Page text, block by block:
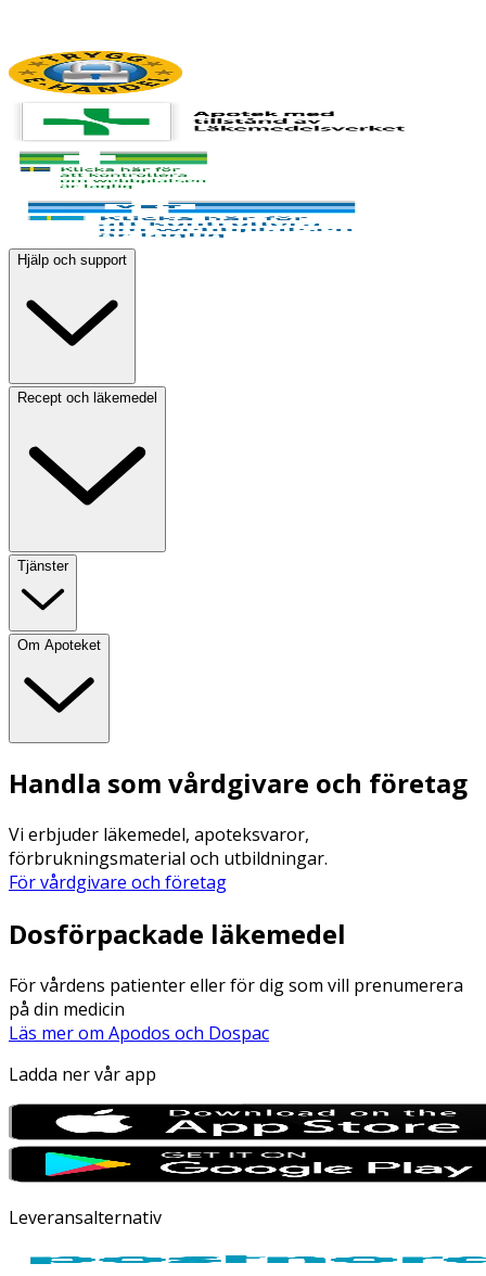
Hjälp och support
Recept och läkemedel
Tjänster
Om Apoteket
Handla som vårdgivare och företag
Vi erbjuder läkemedel, apoteksvaror,
förbrukningsmaterial och utbildningar.
För vårdgivare och företag
Dosförpackade läkemedel
För vårdens patienter eller för dig som vill prenumerera
på din medicin
Läs mer om Apodos och Dospac
Ladda ner vår app
Leveransalternativ